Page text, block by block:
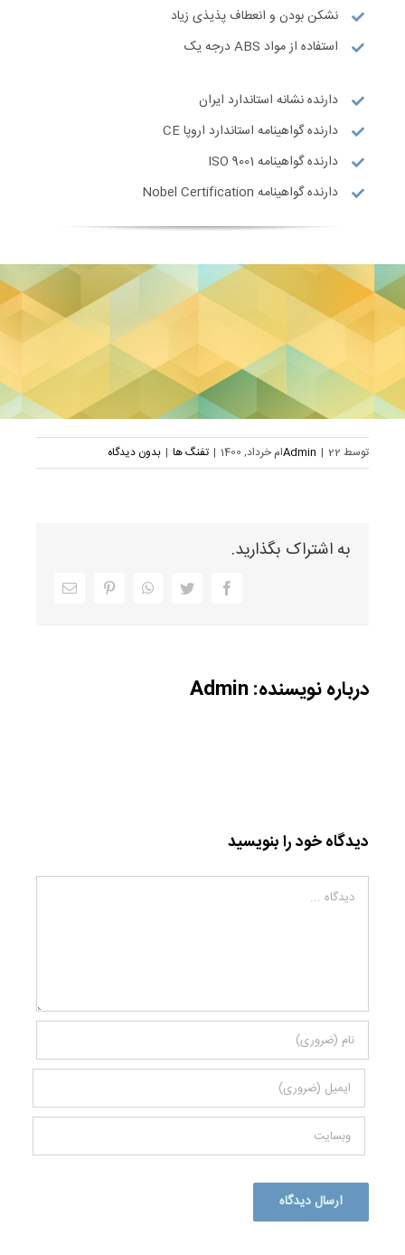
نشکن بودن و انعطاف پذیذی زیاد
استفاده از مواد ABS درجه یک
دارنده نشانه استاندارد ایران
دارنده گواهینامه استاندارد اروپا CE
دارنده گواهینامه ISO 9001
دارنده گواهینامه Nobel Certification
توسط Admin | 22ام خرداد, 1400 | تفنگ ها | بدون دیدگاه
به اشتراک بگذارید.
Facebook
Twitter
WhatsApp
Pinterestایمیل
درباره نویسنده:Admin
دیدگاه خود را بنویسید
دیدگاه